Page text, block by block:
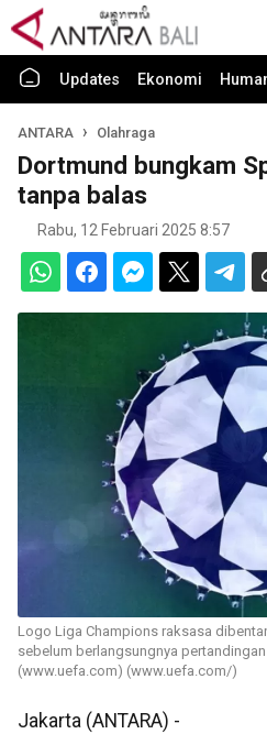
Updates Ekonomi
ANTARA Olahraga
Dortmund bungkam
tanpa balas
Rabu, 12 Februari 2025 8:57
Logo Liga Champions raksasa
sebelum berlangsungnya
(www.uefa.com) (www.uefa.com/)
Jakarta (ANTARA) -